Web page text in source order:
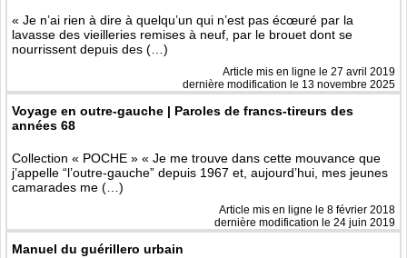
« Je n’ai rien à dire à quelqu’un qui n’est pas écœuré par la
lavasse des vieilleries remises à neuf, par le brouet dont se
nourrissent depuis des (…)
Article mis en ligne le 27 avril 2019
dernière modification le 13 novembre 2025
Voyage en outre-gauche | Paroles de francs-tireurs des
années 68
Collection « POCHE » « Je me trouve dans cette mouvance que
j’appelle “l’outre-gauche” depuis 1967 et, aujourd’hui, mes jeunes
camarades me (…)
Article mis en ligne le 8 février 2018
dernière modification le 24 juin 2019
Manuel du guérillero urbain